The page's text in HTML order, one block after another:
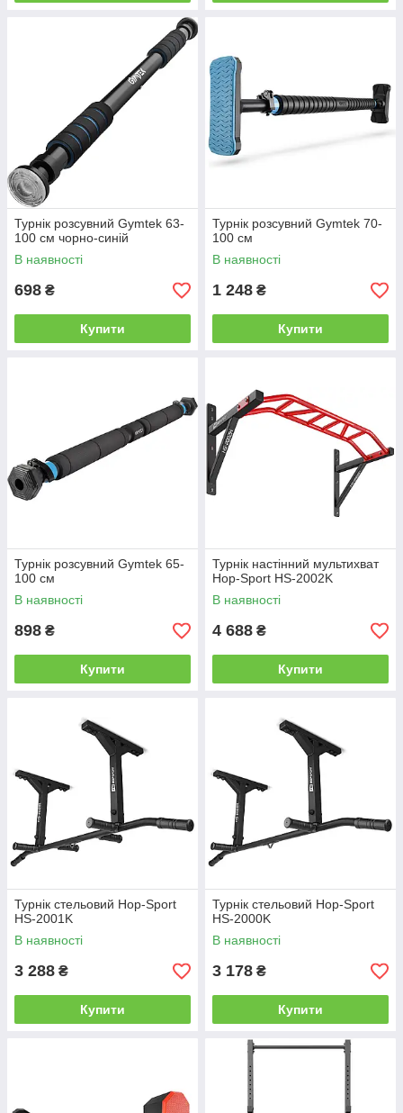
Турнік розсувний Gymtek 63-
100 см чорно-синій
В наявності
698 ₴
Купити
Турнік розсувний Gymtek 70-
100 см
В наявності
1 248 ₴
Купити
Турнік розсувний Gymtek 65-
100 см
В наявності
898 ₴
Купити
Турнік настінний мультихват
Hop-Sport HS-2002K
В наявності
4 688 ₴
Купити
Турнік стельовий Hop-Sport
HS-2001K
В наявності
3 288 ₴
Купити
Турнік стельовий Hop-Sport
HS-2000K
В наявності
3 178 ₴
Купити